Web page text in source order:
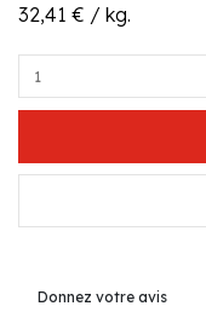
32,41 € / kg.
Donnez votre avis